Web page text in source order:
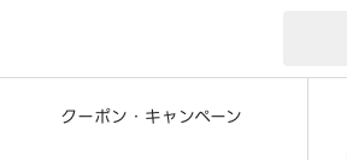
クーポン・キャンペーン